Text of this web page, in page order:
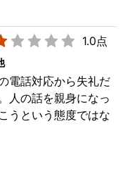
1.0点
電話対応から失礼だ
人の話を親身になっ
うという態度ではな